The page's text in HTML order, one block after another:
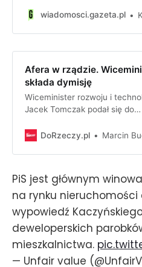
ostatnich latach współpraca
miał deklarować polityk PSL -
Zapytaliśmy o tę sprawę
partii.
wiadomosci.gazeta.pl
Afera w rządzie.
składa dymisję
Wiceminister rozwoju i
Jacek Tomczak podał się do
dziennikarzy afery z udziałem
DoRzeczy.pl Marcin
PiS jest głównym
na rynku nieruchomości
wypowiedź
deweloperskich
mieszkalnictwa.
— Unfair value